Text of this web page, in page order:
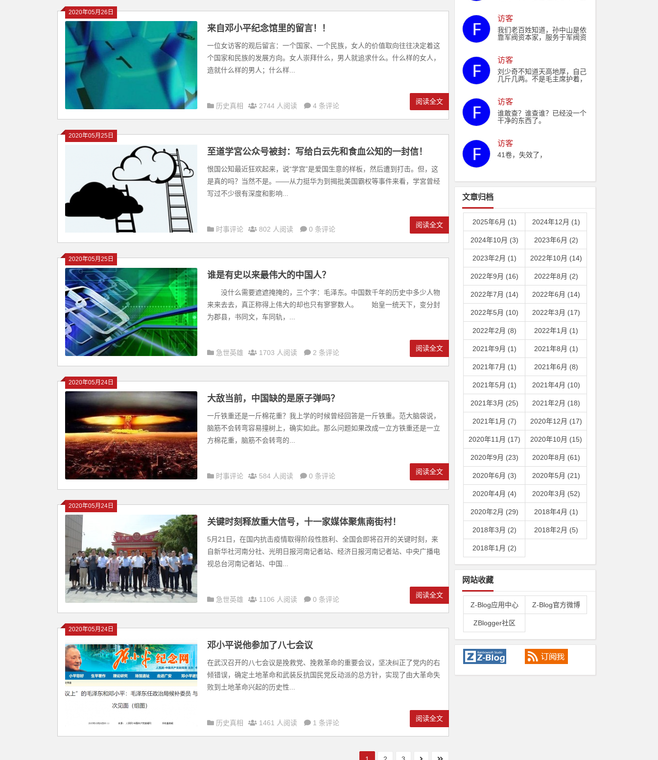
2020年05月26日
来自邓小平纪念馆里的留言！！
一位女访客的观后留言：一个国家、一个民族，女人的价值取向往往决定着这
个国家和民族的发展方向。女人崇拜什么，男人就追求什么。什么样的女人，
造就什么样的男人；什么样...
历史真相 2744 人阅读 4 条评论
阅读全文
2020年05月25日
至道学宮公众号被封：写给白云先和食血公知的一封信！
恨国公知最近狂欢起来，说“学宫”是爱国生意的样板，然后遭到打击。但，这
是真的吗？当然不是。——从力挺华为到揭批美国霸权等事件来看，学宮曾经
写过不少很有深度和影响...
时事评论 802 人阅读 0 条评论
阅读全文
2020年05月25日
谁是有史以来最伟大的中国人？
没什么需要遮遮掩掩的，三个字：毛泽东。中国数千年的历史中多少人物
来来去去，真正称得上伟大的却也只有寥寥数人。 始皇一统天下，变分封
为郡县，书同文，车同轨，...
急世英雄 1703 人阅读 2 条评论
阅读全文
2020年05月24日
大敌当前，中国缺的是原子弹吗？
一斤铁重还是一斤棉花重？我上学的时候曾经回答是一斤铁重。范大脑袋说，
脑筋不会转弯容易撞树上，确实如此。那么问题如果改成一立方铁重还是一立
方棉花重，脑筋不会转弯的...
时事评论 584 人阅读 0 条评论
阅读全文
2020年05月24日
关键时刻释放重大信号，十一家媒体聚焦南街村！
5月21日，在国内抗击疫情取得阶段性胜利、全国会即将召开的关键时刻，来
自新华社河南分社、光明日报河南记者站、经济日报河南记者站、中央广播电
视总台河南记者站、中国...
急世英雄 1106 人阅读 0 条评论
阅读全文
2020年05月24日
邓小平说他参加了八七会议
在武汉召开的八七会议是挽救党、挽救革命的重要会议，坚决纠正了党内的右
倾错误，确定土地革命和武装反抗国民党反动派的总方针，实现了由大革命失
败到土地革命兴起的历史性...
历史真相 1461 人阅读 1 条评论
阅读全文
访客
我们老百姓知道，孙中山是依
靠军阀资本家，服务于军阀资
访客
刘少奇不知道天高地厚，自己
几斤几两。不是毛主席护着，
访客
谁敢查？谁查谁？已经没一个
干净的东西了。
访客
41卷，失效了，
文章归档
2025年6月 (1) 2024年12月 (1)
2024年10月 (3) 2023年6月 (2)
2023年2月 (1) 2022年10月 (14)
2022年9月 (16) 2022年8月 (2)
2022年7月 (14) 2022年6月 (14)
2022年5月 (10) 2022年3月 (17)
2022年2月 (8) 2022年1月 (1)
2021年9月 (1) 2021年8月 (1)
2021年7月 (1) 2021年6月 (8)
2021年5月 (1) 2021年4月 (10)
2021年3月 (25) 2021年2月 (18)
2021年1月 (7) 2020年12月 (17)
2020年11月 (17) 2020年10月 (15)
2020年9月 (23) 2020年8月 (61)
2020年6月 (3) 2020年5月 (21)
2020年4月 (4) 2020年3月 (52)
2020年2月 (29) 2018年4月 (1)
2018年3月 (2) 2018年2月 (5)
2018年1月 (2)
网站收藏
Z-Blog应用中心 Z-Blog官方微博
ZBlogger社区